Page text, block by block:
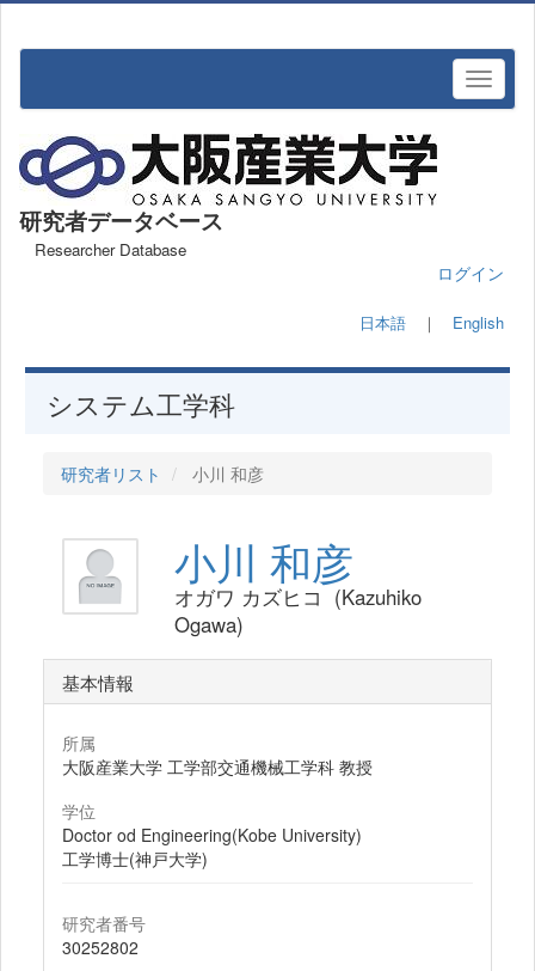
研究者データベース
Researcher Database
ログイン
日本語 ｜ English
システム工学科
研究者リスト 小川 和彦
小川 和彦
オガワ カズヒコ (Kazuhiko
Ogawa)
基本情報
所属
大阪産業大学 工学部交通機械工学科 教授
学位
Doctor od Engineering(Kobe University)
工学博士(神戸大学)
研究者番号
30252802